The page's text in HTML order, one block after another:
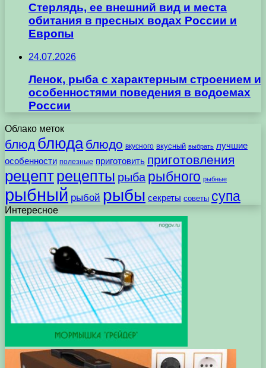
Стерлядь, ее внешний вид и места
обитания в пресных водах России и
Европы
24.07.2026
Ленок, рыба с характерным строением и
особенностями поведения в водоемах
России
Облако меток
блюд блюда блюдо вкусного вкусный выбрать лучшие
особенности полезные приготовить приготовления
рецептрецепты рыба рыбного рыбные
рыбный рыбой рыбы секреты советы супа
Интересное